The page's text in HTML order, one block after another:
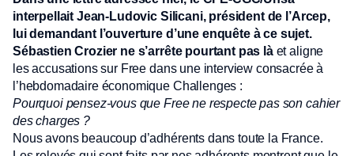
interpellait Jean-Ludovic Silicani, président de l’Arcep,
lui demandant l’ouverture d’une enquête à ce sujet.
Sébastien Crozier ne s’arrête pourtant pas là et aligne
les accusations sur Free dans une interview consacrée à
l’hebdomadaire économique Challenges :
Pourquoi pensez-vous que Free ne respecte pas son cahier
des charges ?
Nous avons beaucoup d’adhérents dans toute la France.